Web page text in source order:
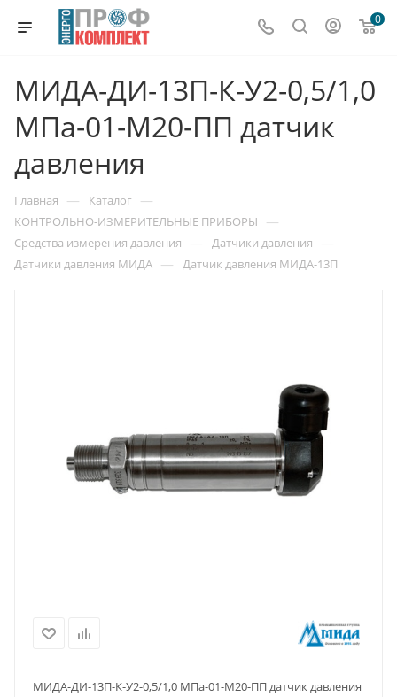
0
МИДА-ДИ-13П-К-У2-0,5/1,0
МПа-01-М20-ПП датчик
давления
Главная — Каталог —
КОНТРОЛЬНО-ИЗМЕРИТЕЛЬНЫЕ ПРИБОРЫ —
Средства измерения давления — Датчики давления —
Датчики давления МИДА — Датчик давления МИДА-13П
МИДА-ДИ-13П-К-У2-0,5/1,0 МПа-01-М20-ПП датчик давления